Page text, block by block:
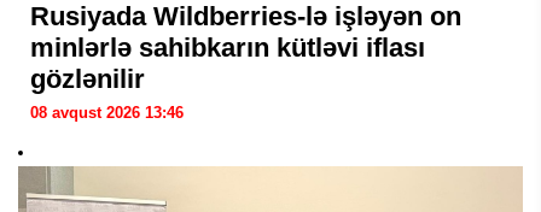
Rusiyada Wildberries-lə işləyən on
minlərlə sahibkarın kütləvi iflası
gözlənilir
08 avqust 2026 13:46